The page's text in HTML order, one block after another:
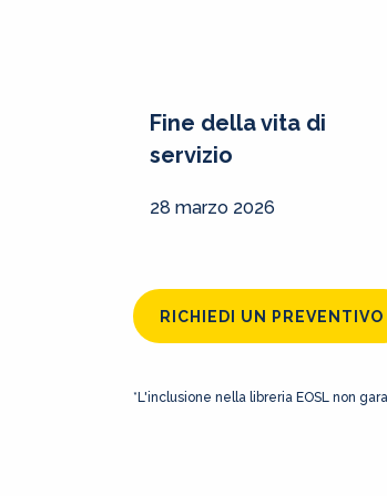
Fine della vita di
servizio
28 marzo 2026
RICHIEDI UN PREVENTIVO
*L'inclusione nella libreria EOSL non